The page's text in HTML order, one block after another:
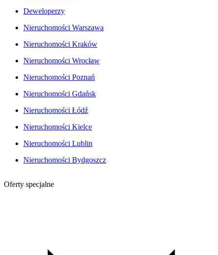
Deweloperzy
Nieruchomości Warszawa
Nieruchomości Kraków
Nieruchomości Wrocław
Nieruchomości Poznań
Nieruchomości Gdańsk
Nieruchomości Łódź
Nieruchomości Kielce
Nieruchomości Lublin
Nieruchomości Bydgoszcz
Oferty specjalne